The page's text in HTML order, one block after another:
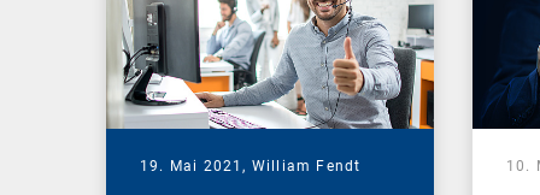
19. Mai 2021, William Fendt 10.